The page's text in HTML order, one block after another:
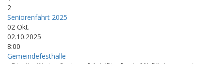
2
Seniorenfahrt 2025
02 Okt.
02.10.2025
8:00
Gemeindefesthalle